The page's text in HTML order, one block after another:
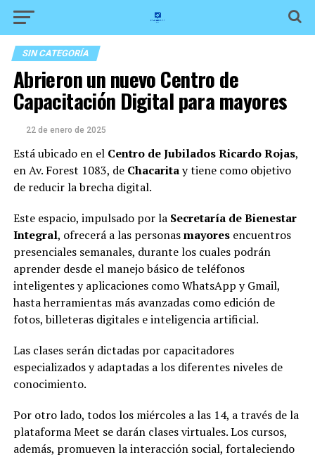
SIN CATEGORÍA
Abrieron un nuevo Centro de
Capacitación Digital para mayores
22 de enero de 2025
Está ubicado en el Centro de Jubilados Ricardo Rojas,
en Av. Forest 1083, de Chacaritay tiene como objetivo
de reducir la brecha digital.
Este espacio, impulsado por la Secretaría de Bienestar
Integral, ofrecerá a las personasmayoresencuentros
presenciales semanales, durante los cuales podrán
aprender desde el manejo básico de teléfonos
inteligentes y aplicaciones como WhatsApp y Gmail,
hasta herramientas más avanzadas como edición de
fotos, billeteras digitales e inteligencia artificial.
Las clases serán dictadas por capacitadores
especializados y adaptadas a los diferentes niveles de
conocimiento.
Por otro lado, todos los miércoles a las 14, a través de la
plataforma Meet se darán clases virtuales. Los cursos,
además, promueven la interacción social, fortaleciendo